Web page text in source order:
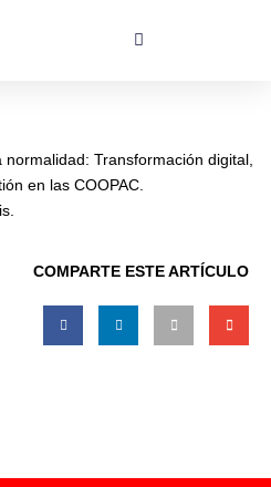
Transformación digital,
en las COOPAC.
COMPARTE ESTE ARTÍCULO